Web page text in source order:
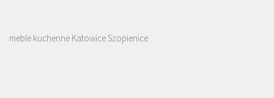
meble kuchenne Katowice Szopienice